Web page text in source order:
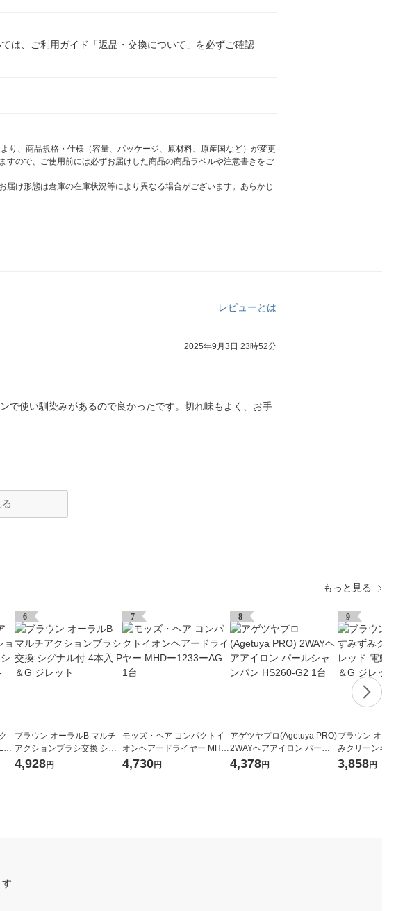
は、ご利用ガイド「返品・交換について」を必ずご確認
り、商品規格・仕様（容量、パッケージ、原材料、原産国など）が変更
ので、ご使用前には必ずお届けした商品の商品ラベルや注意書きをご
け形態は倉庫の在庫状況等により異なる場合がございます。あらかじ
レビューとは
2025年9月3日 23時52分
で使い馴染みがあるので良かったです。切れ味もよく、お手
もっと見る
6
ブラウン オーラルB マルチ
アクションブラシ交換 シグ
ナル付 4本入 P＆G ジレット
4,928円
7
モッズ・ヘア コンパクトイ
オンヘアードライヤー MHD
ー1233ーAG 1台
4,730円
8
アゲツヤプロ(Agetuya PRO)
2WAYヘアアイロン パール
シャンパン HS260-G2 1台
4,378円
9
ブラウン オー
みクリーンキ
動歯ブラシ P
3,858円